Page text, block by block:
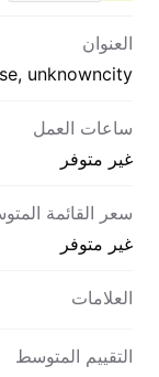
العنوان
unknowncity
ساعات العمل
غير متوفر
سعر القائمة
غير متوفر
العلامات
التقييم المتوسط